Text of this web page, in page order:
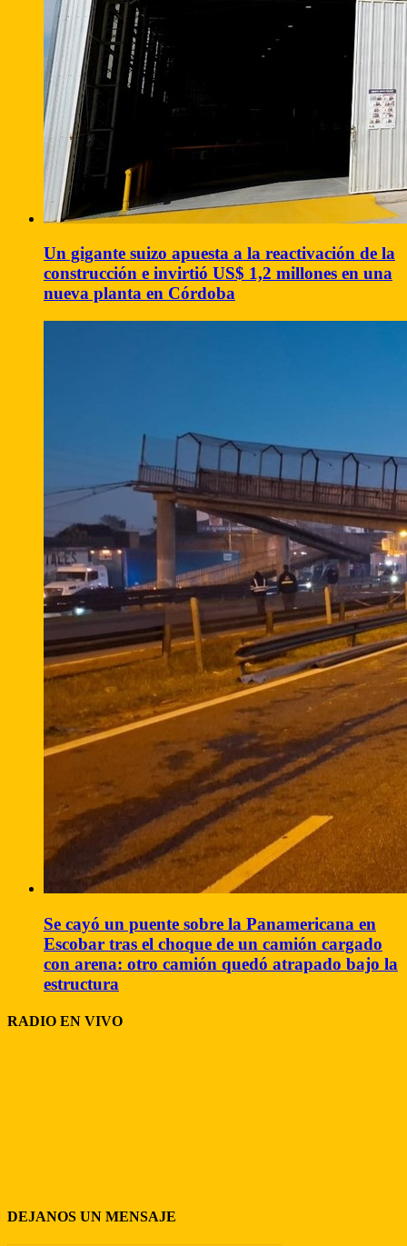
Un gigante suizo apuesta a la reactivación de la
construcción e invirtió US$ 1,2 millones en una
nueva planta en Córdoba
Se cayó un puente sobre la Panamericana en
Escobar tras el choque de un camión cargado
con arena: otro camión quedó atrapado bajo la
estructura
RADIO EN VIVO
DEJANOS UN MENSAJE